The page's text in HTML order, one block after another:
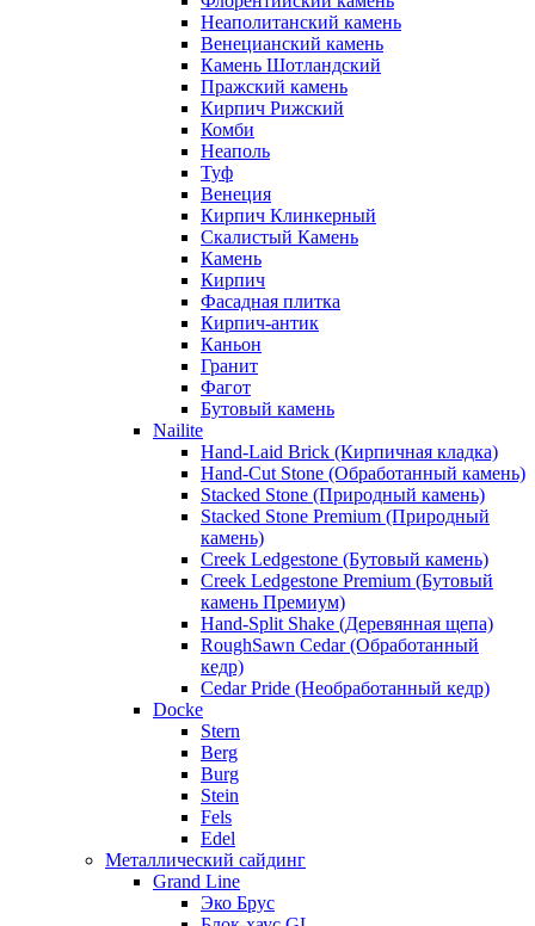
Неаполитанский камень
Венецианский камень
Камень Шотландский
Пражский камень
Кирпич Рижский
Комби
Неаполь
Туф
Венеция
Кирпич Клинкерный
Скалистый Камень
Камень
Кирпич
Фасадная плитка
Кирпич-антик
Каньон
Гранит
Фагот
Бутовый камень
Nailite
Hand-Laid Brick (Кирпичная кладка)
Hand-Cut Stone (Обработанный камень)
Stacked Stone (Природный камень)
Stacked Stone Premium (Природный
камень)
Creek Ledgestone (Бутовый камень)
Creek Ledgestone Premium (Бутовый
камень Премиум)
Hand-Split Shake (Деревянная щепа)
RoughSawn Cedar (Обработанный
кедр)
Cedar Pride (Необработанный кедр)
Docke
Stern
Berg
Burg
Stein
Fels
Edel
Металлический сайдинг
Grand Line
Эко Брус